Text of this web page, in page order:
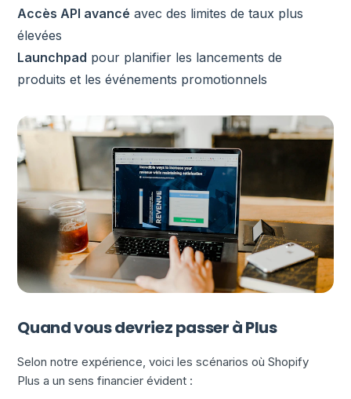
Accès API avancé avec des limites de taux plus
élevées
Launchpad pour planifier les lancements de
produits et les événements promotionnels
Quand vous devriez passer à Plus
Selon notre expérience, voici les scénarios où Shopify
Plus a un sens financier évident :